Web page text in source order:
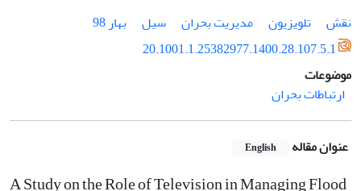
نقش
تلویزیون مدیریت بحران سیل
بهار 98
20.1001.1.25382977.1400.28.107.5.1
موضوعات
ارتباطات بحران
عنوان مقاله English
A Study on the Role of Television in Managing Flood